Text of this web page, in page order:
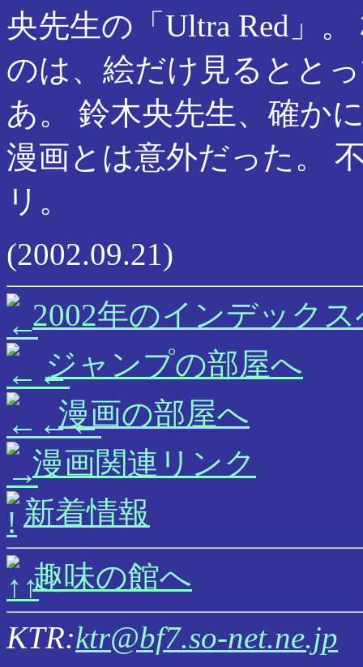
央先生の「Ultra Red」
のは、絵だけ見るとと
あ。 鈴木央先生、確か
漫画とは意外だった。
リ。
(2002.09.21)
2002年のインデック
ジャンプの部屋へ
漫画の部屋へ
漫画関連リンク
新着情報
趣味の館へ
KTR:ktr@bf7.so-net.ne.jp